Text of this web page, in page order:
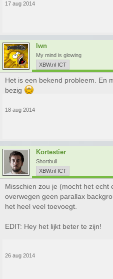
17 aug 2014
lwn
My mind is glowing
XBW.nl ICT
Het is een bekend probleem. En
bezig
18 aug 2014
Kortestier
Shortbull
XBW.nl ICT
Misschien zou je (mocht het echt
overwegen geen parallax
het heel veel toevoegt.
EDIT: Hey het lijkt beter te zijn!
26 aug 2014